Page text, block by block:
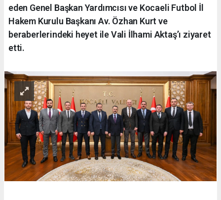
eden Genel Başkan Yardımcısı ve Kocaeli Futbol İl
Hakem Kurulu Başkanı Av. Özhan Kurt ve
beraberlerindeki heyet ile Vali İlhami Aktaş’ı ziyaret
etti.